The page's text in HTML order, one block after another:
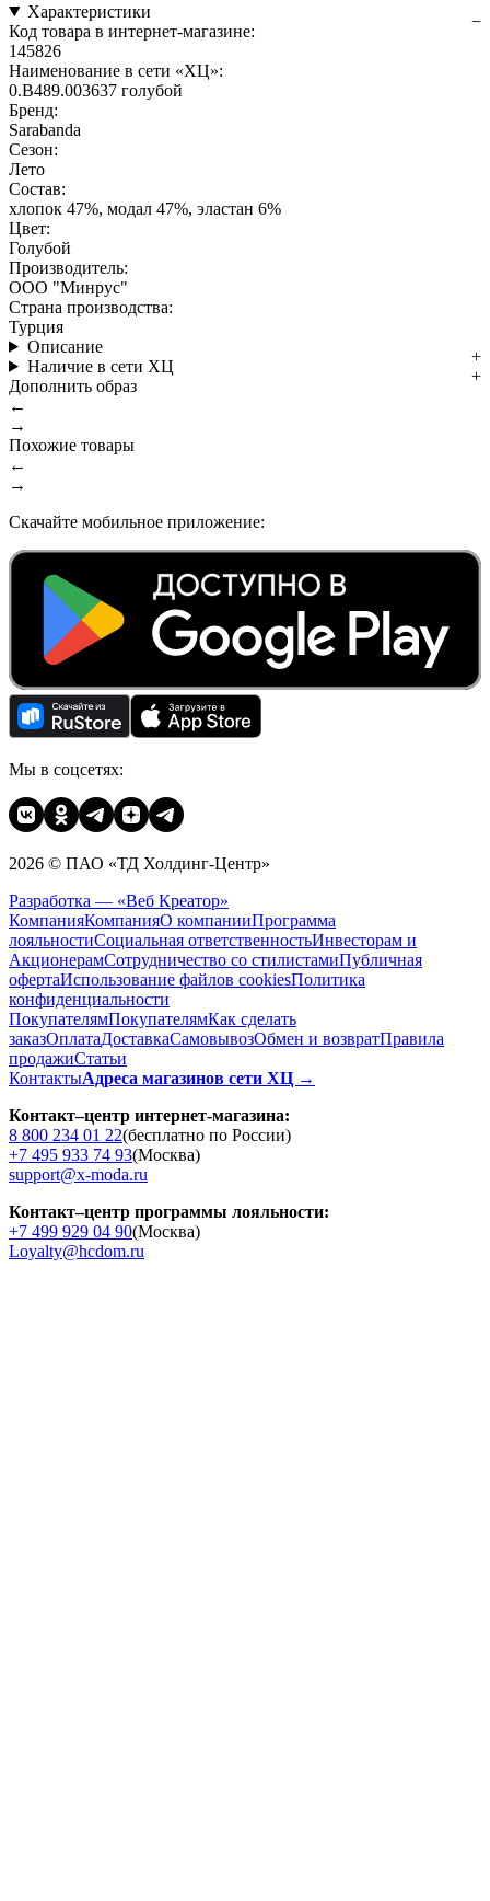
Характеристики
Код товара в интернет-магазине:
145826
Наименование в сети «ХЦ»:
0.B489.003637 голубой
Бренд:
Sarabanda
Сезон:
Лето
Состав:
хлопок 47%, модал 47%, эластан 6%
Цвет:
Голубой
Производитель:
ООО "Минрус"
Страна производства:
Турция
Описание
Наличие в сети ХЦ
Дополнить образ
←
→
Похожие товары
←
→
Скачайте мобильное приложение:
Мы в соцсетях:
2026 © ПАО «ТД Холдинг-Центр»
Разработка — «Веб Креатор»
КомпанияКомпанияО компанииПрограмма
лояльностиСоциальная ответственностьИнвесторам и
АкционерамСотрудничество со стилистамиПубличная
офертаИспользование файлов cookiesПолитика
конфиденциальности
ПокупателямПокупателямКак сделать
заказОплатаДоставкаCамовывозОбмен и возвратПравила
продажиСтатьи
КонтактыАдреса магазинов сети ХЦ →
Контакт–центр интернет-магазина:
8 800 234 01 22(бесплатно по России)
+7 495 933 74 93(Москва)
support@x-moda.ru
Контакт–центр программы лояльности:
+7 499 929 04 90(Москва)
Loyalty@hcdom.ru